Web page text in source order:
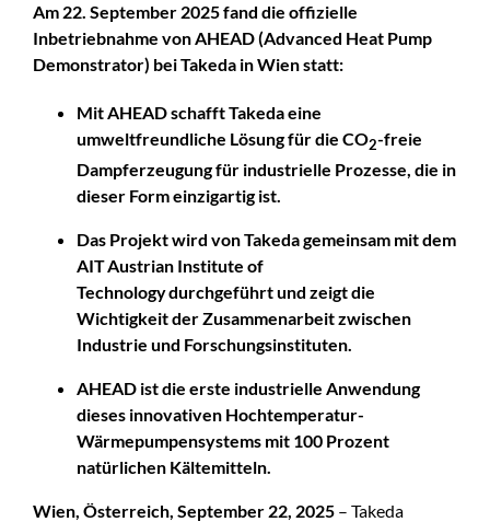
Am 22. September 2025 fand die offizielle
Inbetriebnahme von AHEAD (Advanced Heat Pump
Demonstrator) bei Takeda in Wien statt:
Mit AHEAD schafft Takeda eine
umweltfreundliche Lösung für die CO2-freie
Dampferzeugung für industrielle Prozesse, die in
dieser Form einzigartig ist.
Das Projekt wird von Takeda gemeinsam mit dem
AIT Austrian Institute of
Technology durchgeführt und zeigt die
Wichtigkeit der Zusammenarbeit zwischen
Industrie und Forschungsinstituten.
AHEAD ist die erste industrielle Anwendung
dieses innovativen Hochtemperatur-
Wärmepumpensystems mit 100 Prozent
natürlichen Kältemitteln.
Wien, Österreich, September 22, 2025 – Takeda